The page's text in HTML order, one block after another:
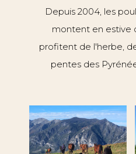
Depuis 2004, les
montent en estive
profitent de l'herbe,
pentes des